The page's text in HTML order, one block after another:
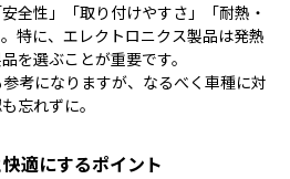
全性」「取り付けやすさ」「耐熱・
特に、エレクトロニクス製品は発熱
を選ぶことが重要です。
考になりますが、なるべく車種に対
忘れずに。
適にするポイント